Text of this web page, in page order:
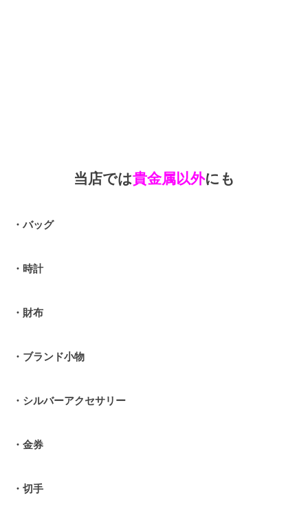
当店では貴金属以外にも
・バッグ
・ 時計
・財布
・ブランド小物
・シルバーアクセサリー
・金券
・切手